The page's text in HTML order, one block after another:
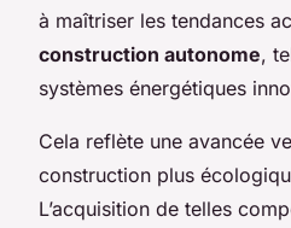
à maîtriser les tendances
construction autonome,
systèmes énergétiques
Cela reflète une avancée
construction plus
L’acquisition de telles